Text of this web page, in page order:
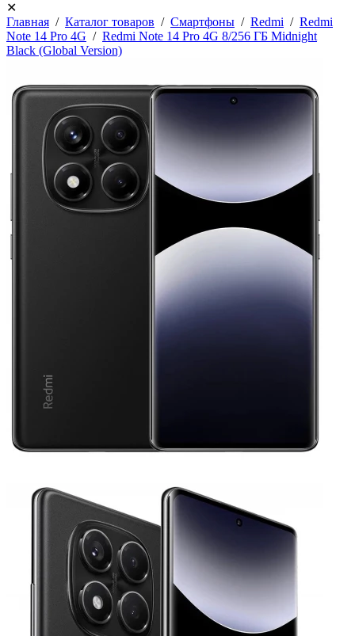
✕
Главная / Каталог товаров / Смартфоны / Redmi / Redmi
Note 14 Pro 4G / Redmi Note 14 Pro 4G 8/256 ГБ Midnight
Black (Global Version)